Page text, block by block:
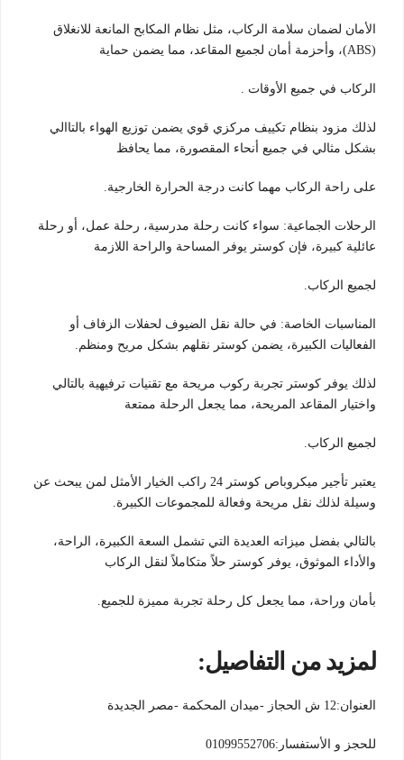
الأمان لضمان سلامة الركاب، مثل نظام المكابح المانعة للانغلاق
(ABS)، وأحزمة أمان لجميع المقاعد، مما يضمن حماية
الركاب في جميع الأوقات .
لذلك مزود بنظام تكييف مركزي قوي يضمن توزيع الهواء بالتاالي
بشكل مثالي في جميع أنحاء المقصورة، مما يحافظ
على راحة الركاب مهما كانت درجة الحرارة الخارجية.
الرحلات الجماعية: سواء كانت رحلة مدرسية، رحلة عمل، أو رحلة
عائلية كبيرة، فإن كوستر يوفر المساحة والراحة اللازمة
لجميع الركاب.
المناسبات الخاصة: في حالة نقل الضيوف لحفلات الزفاف أو
الفعاليات الكبيرة، يضمن كوستر نقلهم بشكل مريح ومنظم.
لذلك يوفر كوستر تجربة ركوب مريحة مع تقنيات ترفيهية بالتالي
واختيار المقاعد المريحة، مما يجعل الرحلة ممتعة
لجميع الركاب.
يعتبر تأجير ميكروباص كوستر 24 راكب الخيار الأمثل لمن يبحث عن
وسيلة لذلك نقل مريحة وفعالة للمجموعات الكبيرة.
بالتالي بفضل ميزاته العديدة التي تشمل السعة الكبيرة، الراحة،
والأداء الموثوق، يوفر كوستر حلاً متكاملاً لنقل الركاب
بأمان وراحة، مما يجعل كل رحلة تجربة مميزة للجميع.
لمزيد من التفاصيل:
العنوان:12 ش الحجاز -ميدان المحكمة -مصر الجديدة
للحجز و الأستفسار:01099552706